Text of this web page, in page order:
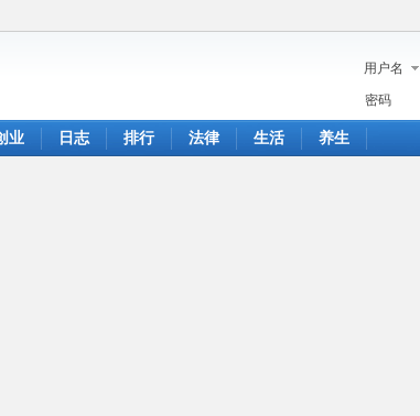
用户名
密码
业 日志 排行 法律 生活 养生